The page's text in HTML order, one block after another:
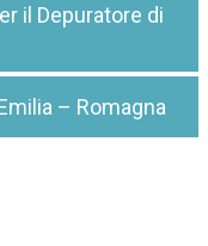
il Depuratore di
– Romagna